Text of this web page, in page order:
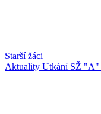
Starší žáci
Aktuality Utkání SŽ "A"